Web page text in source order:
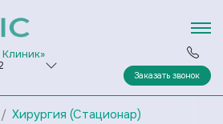
Заказать звонок
Хирургия (Стационар)